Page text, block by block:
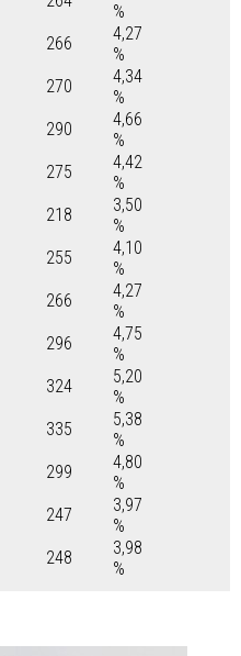
%
266
4,27
%
270
4,34
%
290
4,66
%
275
4,42
%
218
3,50
%
255
4,10
%
266
4,27
%
296
4,75
%
324
5,20
%
335
5,38
%
299
4,80
%
247
3,97
%
248
3,98
%